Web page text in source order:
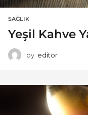
SAĞLIK
Yeşil Kahve
by editor